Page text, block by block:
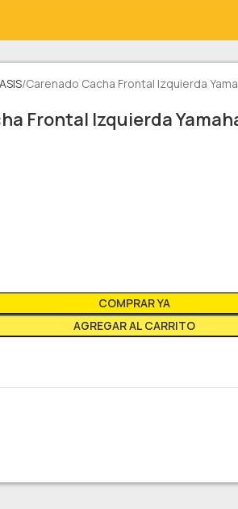
Carenado Cacha Frontal Izquierda
Frontal Izquierda Yamaha
AGREGAR AL CARRITO
COMPRAR YA